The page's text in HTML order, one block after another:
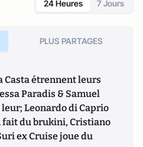
24 Heures 7 Jours
PLUS PARTAGES
Casta étrennent leurs
Paradis & Samuel
Leonardo di Caprio
fait du brukini, Cristiano
ex Cruise joue du